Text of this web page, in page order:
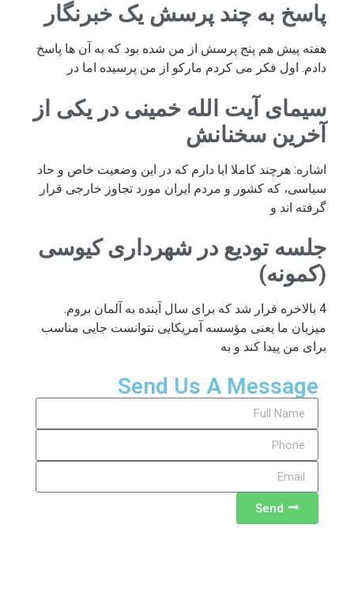
پاسخ به چند پرسش یک خبرنگار
هفته پیش هم پنج پرسش از من شده بود که به آن ها پاسخ
دادم. اول فکر می کردم مارکو از من پرسیده اما در
سیمای آیت الله خمینی در یکی از
آخرین سخنانش
اشاره: هرچند کاملا ابا دارم که در این وضعیت خاص و حاد
سیاسی، که کشور و مردم ایران مورد تجاوز خارجی قرار
گرفته اند و
جلسه تودیع در شهرداری کیوسی
(کمونه)
4 بالاخره قرار شد که برای سال آینده به آلمان بروم.
میزبان ما یعنی مؤسسه آمریکایی نتوانست جایی مناسب
برای من پیدا کند و به
Send Us A Message
Send